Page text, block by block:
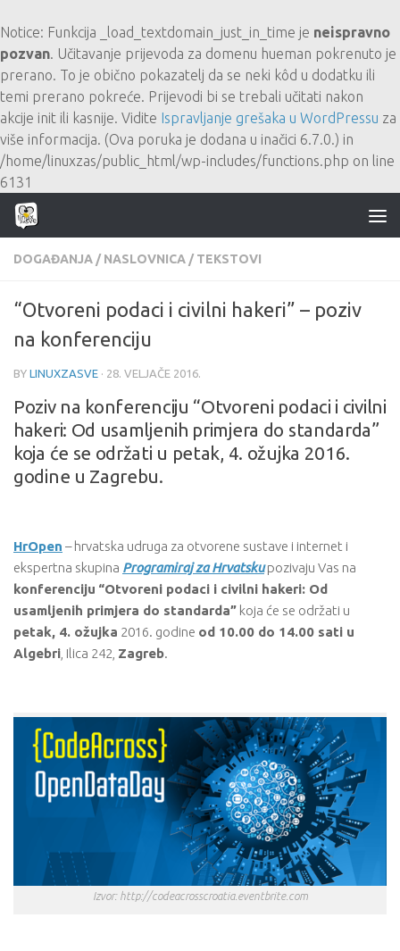
Notice: Funkcija _load_textdomain_just_in_time je neispravno
pozvan. Učitavanje prijevoda za domenu hueman pokrenuto je
prerano. To je obično pokazatelj da se neki kôd u dodatku ili
temi prerano pokreće. Prijevodi bi se trebali učitati nakon
akcije init ili kasnije. Vidite Ispravljanje grešaka u WordPressu za
više informacija. (Ova poruka je dodana u inačici 6.7.0.) in
/home/linuxzas/public_html/wp-includes/functions.php on line
6131
Skip to content
DOGAĐANJA / NASLOVNICA / TEKSTOVI
“Otvoreni podaci i civilni hakeri” – poziv
na konferenciju
BY LINUXZASVE · 28. VELJAČE 2016.
Poziv na konferenciju “Otvoreni podaci i civilni
hakeri: Od usamljenih primjera do standarda”
koja će se održati u petak, 4. ožujka 2016.
godine u Zagrebu.
HrOpen – hrvatska udruga za otvorene sustave i internet i
ekspertna skupina Programiraj za Hrvatskupozivaju Vas na
konferenciju “Otvoreni podaci i civilni hakeri: Od
usamljenih primjera do standarda” koja će se održati u
petak, 4. ožujka 2016. godine od 10.00 do 14.00 sati u
Algebri , Ilica 242, Zagreb.
Izvor: http://codeacrosscroatia.eventbrite.com